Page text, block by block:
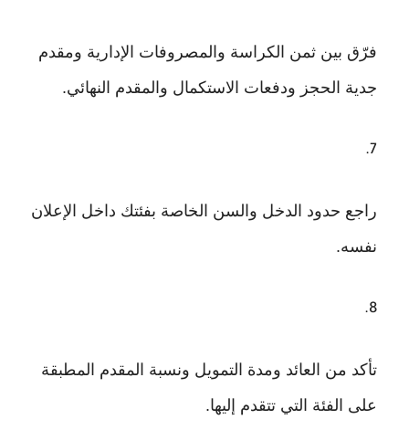
فرّق بين ثمن الكراسة والمصروفات الإدارية ومقدم
جدية الحجز ودفعات الاستكمال والمقدم النهائي.
راجع حدود الدخل والسن الخاصة بفئتك داخل الإعلان
نفسه.
تأكد من العائد ومدة التمويل ونسبة المقدم المطبقة
على الفئة التي تتقدم إليها.